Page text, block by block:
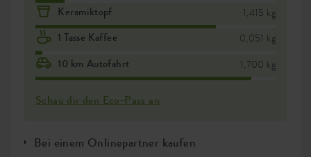
Keramiktopf 1,415 kg
1 Tasse Kaffee 0,051 kg
10 km Autofahrt 1,700 kg
Schau dir den Eco-Pass an
Bei einem Onlinepartner kaufen